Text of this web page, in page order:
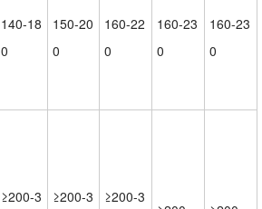
140-18
0
150-20
0
160-22
0
160-23
0
160-23
0
≥200-3
≥200-3
≥200-3